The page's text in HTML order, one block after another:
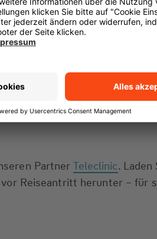
Krankheitsbild - über das
Bedarf einen Arzt oder ein
Telemedizinvon einem
beraten lassen und erhalten
Partner Teleclinic. Laden
Reiseantritt herunter – für